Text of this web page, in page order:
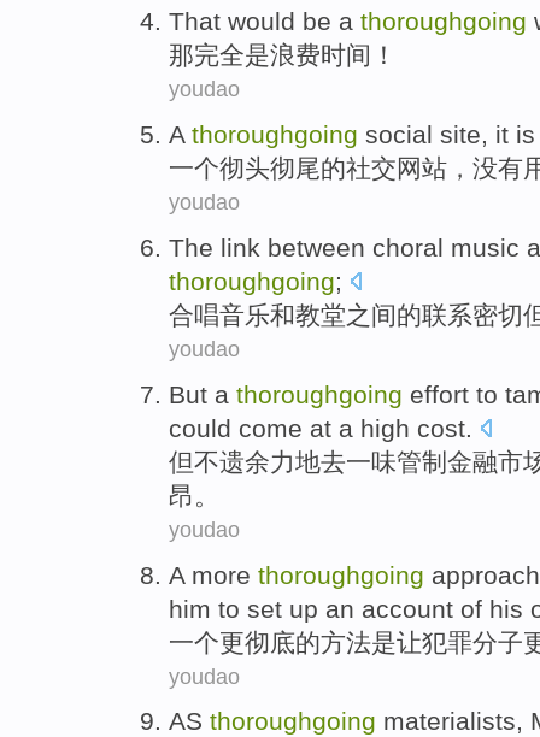
That would be a thoroughgoing
那完全是浪费时间！
youdao
A thoroughgoing social site, it
一个彻头彻尾的社交网站 ，没有
youdao
The link between choral music
thoroughgoing;
合唱音乐和教堂之间的联系密切
youdao
But a thoroughgoing effort to
could come at a high cost.
但不遗余力地去一味管制 金融市
昂 。
youdao
A more thoroughgoing approach
him to set up an account of his
一个更彻底的方法是让犯罪分子
youdao
AS thoroughgoing materialists,